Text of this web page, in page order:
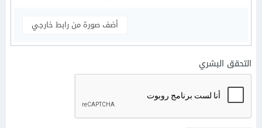
أضف صورة من رابط خارجي
التحقق البشري